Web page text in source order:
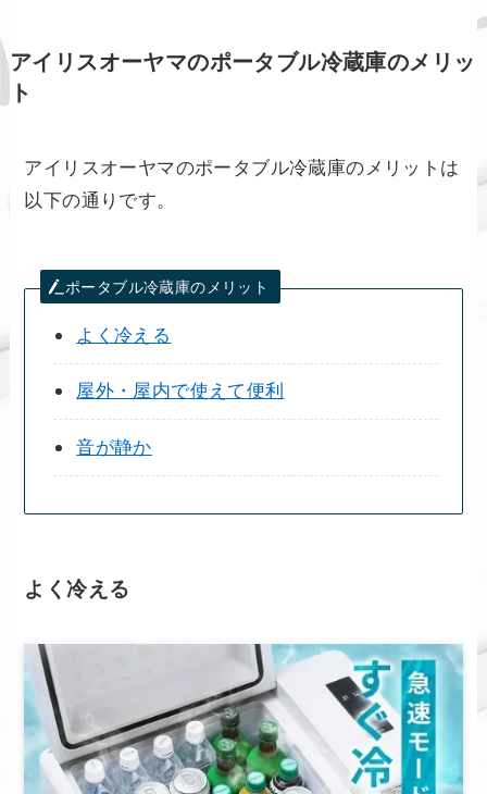
アイリスオーヤマのポータブル冷蔵庫のメリッ
ト
アイリスオーヤマのポータブル冷蔵庫のメリットは
以下の通りです。
ポータブル冷蔵庫のメリット
よく冷える
屋外・屋内で使えて便利
音が静か
よく冷える